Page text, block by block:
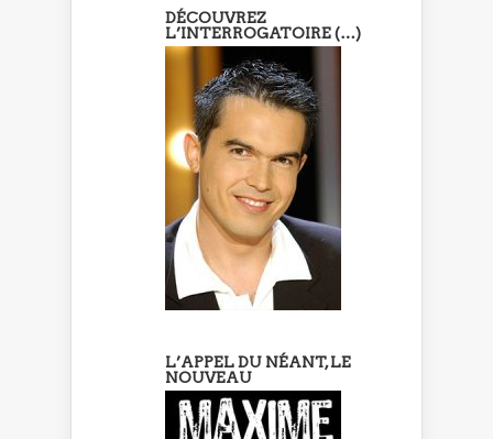
DÉCOUVREZ
L’INTERROGATOIRE (…)
L’APPEL DU NÉANT, LE
NOUVEAU